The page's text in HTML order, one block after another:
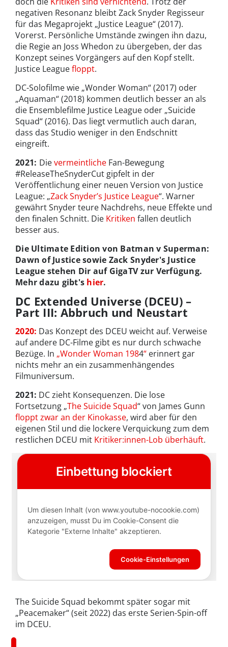
negativen Resonanz bleibt Zack Snyder Regisseur
für das Megaprojekt „Justice League“ (2017).
Vorerst. Persönliche Umstände zwingen ihn dazu,
die Regie an Joss Whedon zu übergeben, der das
Konzept seines Vorgängers auf den Kopf stellt.
Justice Leaguefloppt.
DC-Solofilme wie „Wonder Woman“ (2017) oder
„Aquaman“ (2018) kommen deutlich besser an als
die Ensemblefilme Justice League oder „Suicide
Squad“ (2016). Das liegt vermutlich auch daran,
dass das Studio weniger in den Endschnitt
eingreift.
2021: DievermeintlicheFan-Bewegung
#ReleaseTheSnyderCut gipfelt in der
Veröffentlichung einer neuen Version von Justice
League: „Zack Snyder’s Justice League“. Warner
gewährt Snyder teure Nachdrehs, neue Effekte und
den finalen Schnitt. Die Kritiken fallen deutlich
besser aus.
Die Ultimate Edition von Batman v Superman:
Dawn of Justice sowie Zack Snyder's Justice
League stehen Dir auf GigaTV zur Verfügung.
Mehr dazu gibt's hier.
DC Extended Universe (DCEU) –
Part III: Abbruch und Neustart
2020: Das Konzept des DCEU weicht auf. Verweise
auf andere DC-Filme gibt es nur durch schwache
Bezüge. In „Wonder Woman 1984“ erinnert gar
nichts mehr an ein zusammenhängendes
Filmuniversum.
2021: DC zieht Konsequenzen. Die lose
Fortsetzung „The Suicide Squad“ von James Gunn
floppt zwar an der Kinokasse, wird aber für den
eigenen Stil und die lockere Verquickung zum dem
restlichen DCEU mit Kritiker:innen-Lob überhäuft.
The Suicide Squad bekommt später sogar mit
„Peacemaker“ (seit 2022) das erste Serien-Spin-off
im DCEU.